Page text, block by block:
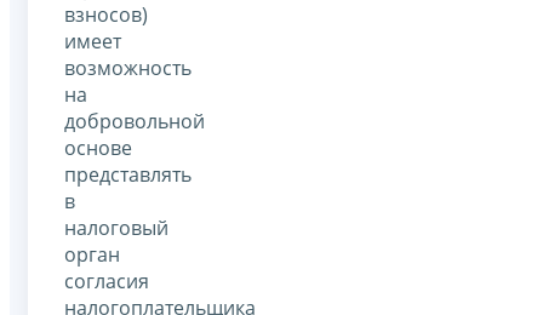
взносов)
имеет
возможность
на
добровольной
основе
представлять
в
налоговый
орган
согласия
налогоплательщика